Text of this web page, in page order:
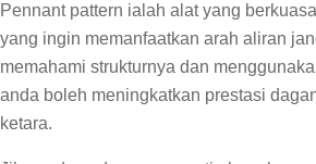
Pennant pattern ialah alat yang
yang ingin memanfaatkan arah aliran
memahami strukturnya dan
anda boleh meningkatkan prestasi
ketara.